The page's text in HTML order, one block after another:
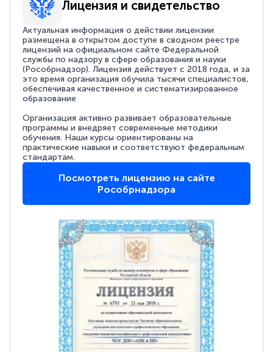
Лицензия и свидетельство
Актуальная информация о действии лицензии
размещена в открытом доступе в сводном реестре
лицензий на официальном сайте Федеральной
службы по надзору в сфере образования и науки
(Рособрнадзор). Лицензия действует с 2018 года, и за
это время организация обучила тысячи специалистов,
обеспечивая качественное и систематизированное
образование
Организация активно развивает образовательные
программы и внедряет современные методики
обучения. Наши курсы ориентированы на
практические навыки и соответствуют федеральным
стандартам.
Посмотреть лицензию на сайте
Рособрнадзора